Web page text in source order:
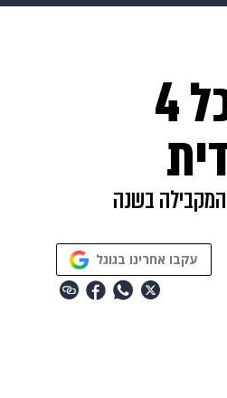
פרויקטים מיוחדים
דן אנד ברדסטריט: אחת מכל 4
לעומת התקופה המקבילה בשנה
עקבו אחרינו בגוגל